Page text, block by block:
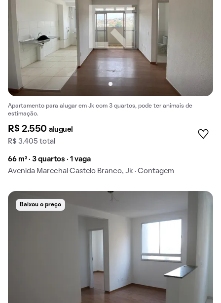
Apartamento para alugar em Jk com 3 quartos, pode ter animais de
estimação.
R$ 2.550 aluguel
R$ 3.405 total
66 m² · 3 quartos · 1 vaga
Avenida Marechal Castelo Branco, Jk · Contagem
Baixou o preço